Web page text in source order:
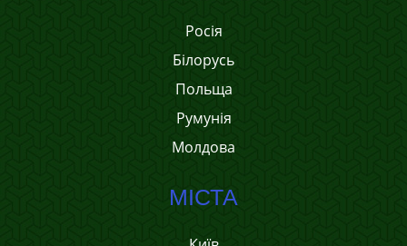
Росія
Білорусь
Польща
Румунія
Молдова
МІСТА